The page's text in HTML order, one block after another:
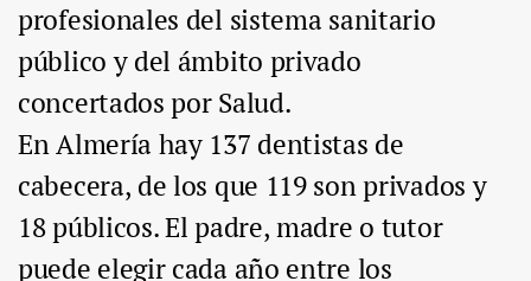
profesionales del sistema sanitario
público y del ámbito privado
concertados por Salud.
En Almería hay 137 dentistas de
cabecera, de los que 119 son privados y
18 públicos. El padre, madre o tutor
puede elegir cada año entre los